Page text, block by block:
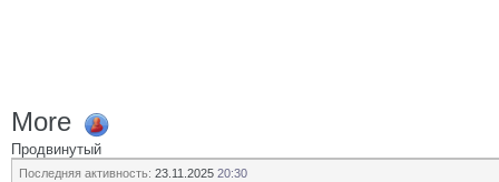
More
Продвинутый
Последняя активность: 23.11.2025 20:30